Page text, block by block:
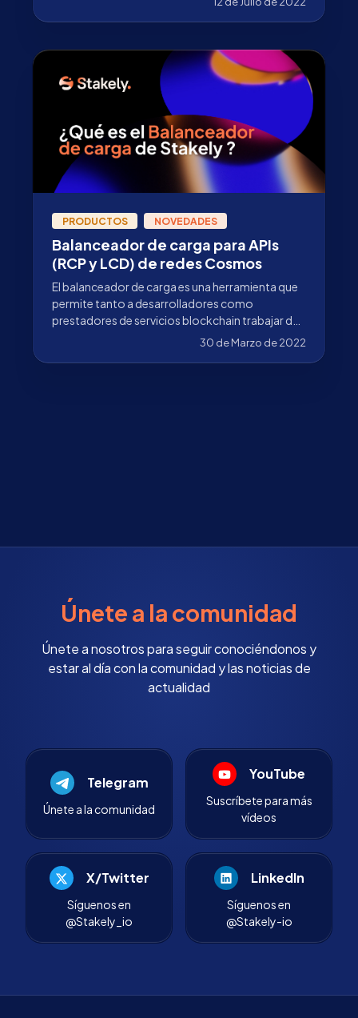
PRODUCTOS NOVEDADES
Balanceador de carga para APIs
(RCP y LCD) de redes Cosmos
El balanceador de carga es una herramienta que
permite tanto a desarrolladores como
prestadores de servicios blockchain trabajar de
30 de Marzo de 2022
Únete a la comunidad
Únete a nosotros para seguir conociéndonos y
estar al día con la comunidad y las noticias de
actualidad
Telegram
Únete a la comunidad
YouTube
Suscríbete para más
vídeos
X/Twitter
Síguenos en
@Stakely_io
LinkedIn
Síguenos en
@Stakely-io